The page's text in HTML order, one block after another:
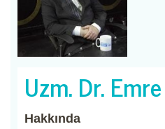
Uzm. Dr.
Hakkında